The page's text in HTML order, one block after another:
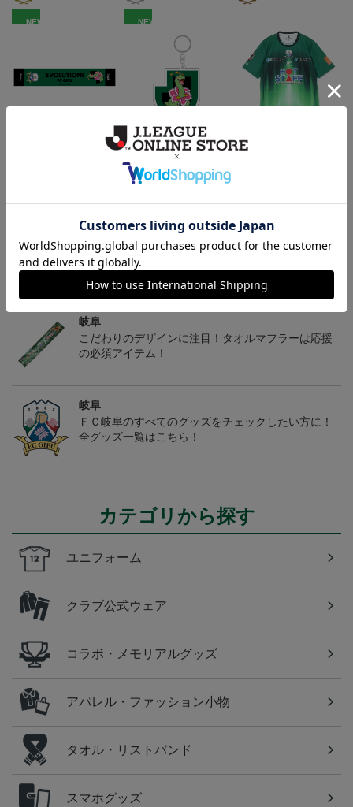
NEW
FC岐阜 メガニウム タ
NEW
FC岐阜 メガニウム キ
2026/27 オーセンティッ
トピックス
チームマスコットグッズは、サポーターやファン必
見！今すぐチェックしてみてください！
岐阜
こだわりのデザインに注目！タオルマフラーは応援
の必須アイテム！
岐阜
ＦＣ岐阜のすべてのグッズをチェックしたい方に！
全グッズ一覧はこちら！
カテゴリから探す
ユニフォーム
クラブ公式ウェア
コラボ・メモリアルグッズ
アパレル・ファッション小物
タオル・リストバンド
スマホグッズ